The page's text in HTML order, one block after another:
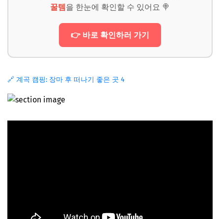
꿀템 을 한눈에 확인할 수 있어요 🍭
👉 바로 확인하러 가기
🔗 계곡 캠핑: 장마 후 떠나기 좋은 곳 4